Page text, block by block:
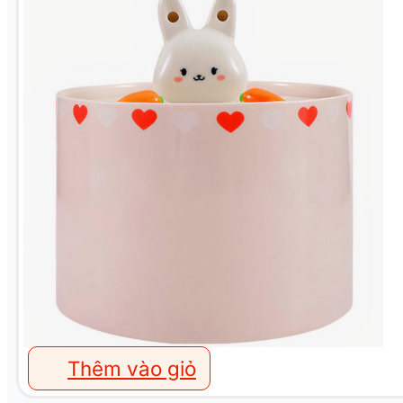
Thêm vào giỏ